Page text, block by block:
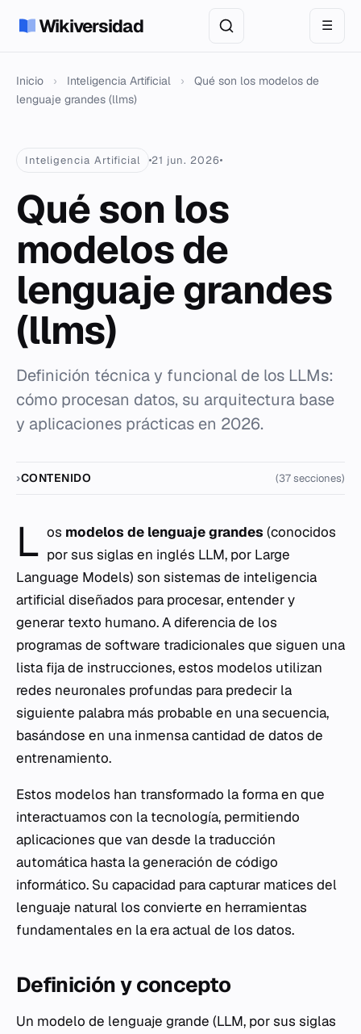
Wikiversidad ☰
Inicio › Inteligencia Artificial ›
Qué son los modelos de
lenguaje grandes (llms)
Inteligencia Artificial 21 jun. 2026
Qué son los
modelos de
lenguaje grandes
(llms)
Definición técnica y funcional de los LLMs:
cómo procesan datos, su arquitectura base
y aplicaciones prácticas en 2026.
CONTENIDO (37 secciones)
L os modelos de lenguaje grandes (conocidos
por sus siglas en inglés LLM, por Large
Language Models) son sistemas de inteligencia
artificial diseñados para procesar, entender y
generar texto humano. A diferencia de los
programas de software tradicionales que siguen una
lista fija de instrucciones, estos modelos utilizan
redes neuronales profundas para predecir la
siguiente palabra más probable en una secuencia,
basándose en una inmensa cantidad de datos de
entrenamiento.
Estos modelos han transformado la forma en que
interactuamos con la tecnología, permitiendo
aplicaciones que van desde la traducción
automática hasta la generación de código
informático. Su capacidad para capturar matices del
lenguaje natural los convierte en herramientas
fundamentales en la era actual de los datos.
Definición y concepto
Un modelo de lenguaje grande (LLM, por sus siglas